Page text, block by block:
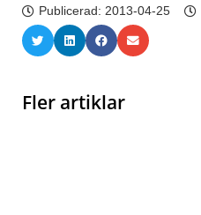
Publicerad: 2013-04-25
Fler artiklar